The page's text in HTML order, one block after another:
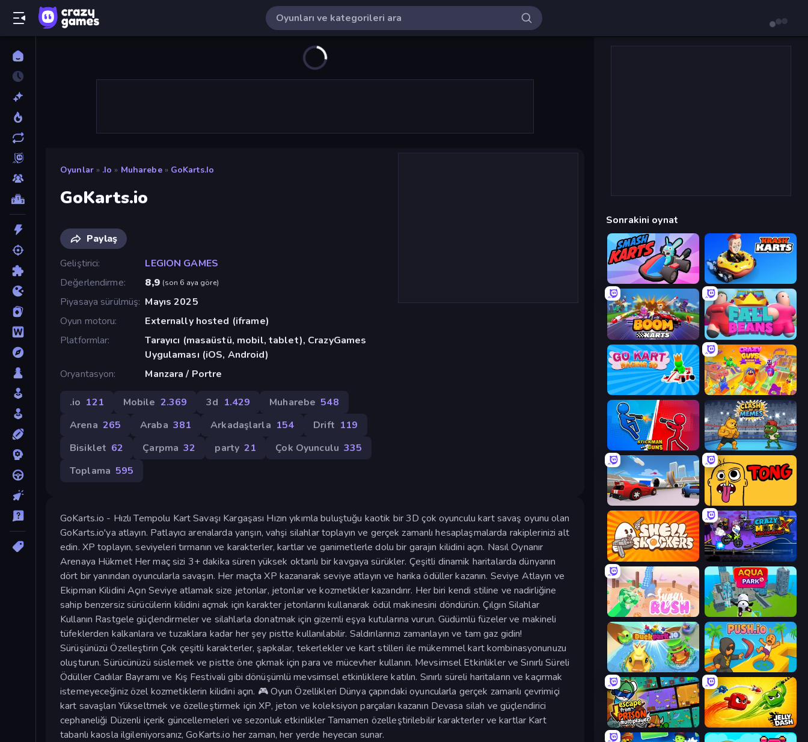
Oyunlar » .io » Muharebe » GoKarts.io
GoKarts.io
Paylaş
Geliştirici
LEGION GAMES
Değerlendirme
8,9 (son 6 aya göre)
Piyasaya sürülmüş Mayıs 2025
Oyun motoru
Externally hosted (iframe)
Platformlar
Tarayıcı (masaüstü, mobil, tablet), CrazyGames
Uygulaması (iOS, Android)
Oryantasyon
Manzara / Portre
.io 121 Mobile 2.369 3d 1.429 Muharebe 548
Arena 265 Araba 381 Arkadaşlarla 154 Drift 119
Bisiklet 62 Çarpma 32 party 21 Çok Oyunculu 335
Toplama 595
GoKarts.io - Hızlı Tempolu Kart Savaşı Kargaşası Hızın yıkımla buluştuğu kaotik bir 3D çok oyunculu kart savaş oyunu olan
GoKarts.io'ya atlayın. Patlayıcı arenalarda yarışın, vahşi silahlar toplayın ve gerçek zamanlı hesaplaşmalarda rakiplerinizi alt
edin. XP toplayın, seviyeleri tırmanın ve karakterler, kartlar ve ganimetlerle dolu bir garajın kilidini açın. Nasıl Oynanır
Arenaya Hükmet Her maç sizi 3+ dakika süren yüksek oktanlı bir kavgaya sürükler. Çeşitli dinamik haritalarda dünyanın
dört bir yanından oyuncularla savaşın. Her maçta XP kazanarak seviye atlayın ve harika ödüller kazanın. Seviye Atlayın ve
Ekipman Kilidini Açın Seviye atlamak size jetonlar, jetonlar ve kozmetikler kazandırır. Her biri kendi stiline ve nadirliğine
sahip benzersiz sürücülerin kilidini açmak için karakter jetonlarını kullanarak ödül makinesini döndürün. Çılgın Silahlar
Kullanın Rastgele güçlendirmeler ve silahlarla donatmak için gizemli eşya kutularına vurun. Güdümlü füzeler ve makineli
tüfeklerden kalkanlara ve tuzaklara kadar her şey pistte kullanılabilir. Saldırılarınızı zamanlayın ve tam gaz gidin!
Sürüşünüzü Özelleştirin Çok çeşitli karakterler, şapkalar, tekerlekler ve kart stilleri ile mükemmel kart kombinasyonunuzu
oluşturun. Sürücünüzü süslemek ve pistte öne çıkmak için para ve mücevher kullanın. Mevsimsel Etkinlikler ve Sınırlı Süreli
Ödüller Cadılar Bayramı ve Kış Festivali gibi dönüşümlü mevsimsel etkinliklere katılın. Sınırlı süreli haritaların ve kaçırmak
istemeyeceğiniz özel kozmetiklerin kilidini açın. 🎮 Oyun Özellikleri Dünya çapındaki oyuncularla gerçek zamanlı çevrimiçi
kart savaşları Yükseltmek ve özelleştirmek için XP, jeton ve koleksiyon parçaları kazanın Devasa silah ve güçlendirici
cephaneliği Düzenli içerik güncellemeleri ve sezonluk etkinlikler Tamamen özelleştirilebilir karakterler ve kartlar Kart
tabanlı kaosla ilgileniyorsanız, GoKarts.io her zaman, her yerde heyecan sunar.
Sonrakini oynat
Smash Karts Krash Karts
Boom Karts Fall Beans
Go Kart Racing 3D Crazy Guys
Stickman and Guns Clash of Memes
DashCraft.io Tong
Shell Shockers Crazy MotoX Multiplayer
Sugar Rush Aquapark.io
DuckPark.io Push.io
Escape From Prison Multiplayer Jelly Dash